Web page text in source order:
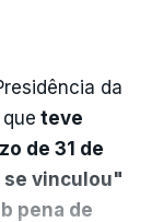
da
teve
de 31 de
se vinculou"
pena de